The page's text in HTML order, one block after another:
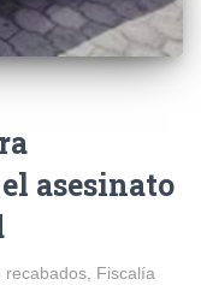
asesinato
recabados, Fiscalía